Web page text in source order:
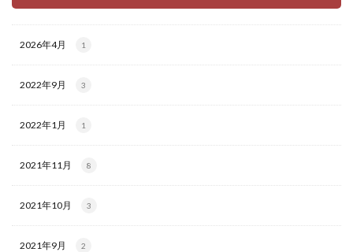
2026年4月 1
2022年9月 3
2022年1月 1
2021年11月 8
2021年10月 3
2021年9月 2